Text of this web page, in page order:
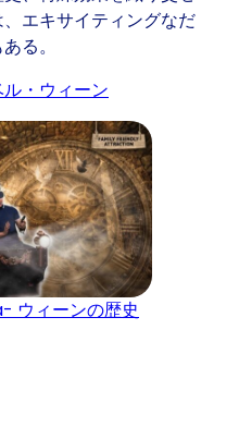
エキサイティングなだ
る。
・ウィーン
ウィーンの歴史